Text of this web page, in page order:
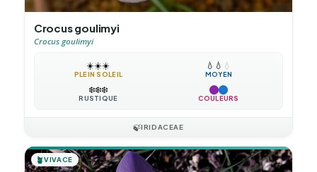
Crocus goulimyi
Crocus goulimyi
☀️☀️☀️
PLEIN SOLEIL
💧 💧 💧
MOYEN
❄️❄️❄️
RUSTIQUE COULEURS
🍃IRIDACEAE
🪴VIVACE